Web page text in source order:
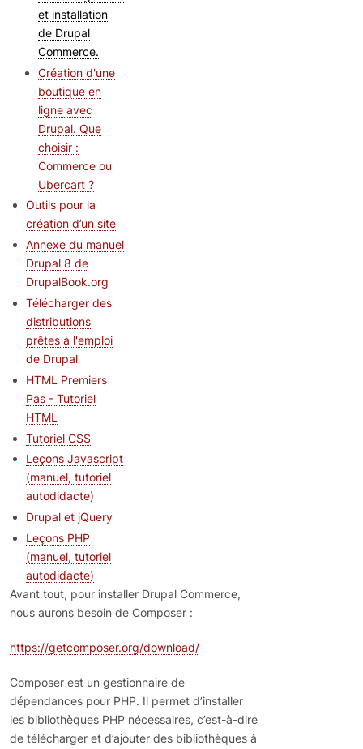
et installation
de Drupal
Commerce.
Création d'une
boutique en
ligne avec
Drupal. Que
choisir :
Commerce ou
Ubercart ?
Outils pour la
création d’un site
Annexe du manuel
Drupal 8 de
DrupalBook.org
Télécharger des
distributions
prêtes à l'emploi
de Drupal
HTML Premiers
Pas - Tutoriel
HTML
Tutoriel CSS
Leçons Javascript
(manuel, tutoriel
autodidacte)
Drupal et jQuery
Leçons PHP
(manuel, tutoriel
autodidacte)
Avant tout, pour installer Drupal Commerce,
nous aurons besoin de Composer :
https://getcomposer.org/download/
Composer est un gestionnaire de
dépendances pour PHP. Il permet d’installer
les bibliothèques PHP nécessaires, c’est-à-dire
de télécharger et d’ajouter des bibliothèques à